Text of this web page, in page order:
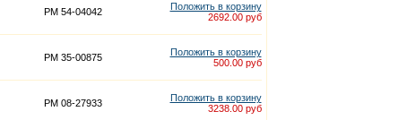
PM 54-04042
Положить в корзину
2692.00 руб
PM 35-00875
Положить в корзину
500.00 руб
PM 08-27933
Положить в корзину
3238.00 руб